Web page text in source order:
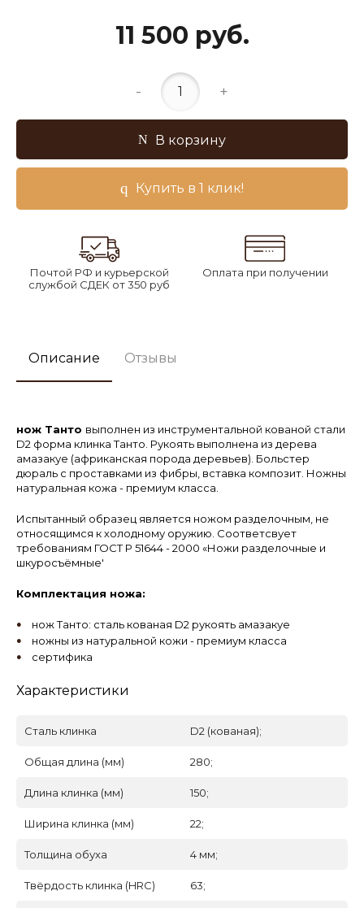
11 500 руб.
- +
В корзину
Купить в 1 клик!
Почтой РФ и курьерской
службой СДЕК от 350 руб
Оплата при получении
Описание Отзывы
нож Танто выполнен из инструментальной кованой стали
D2 форма клинка Танто. Рукоять выполнена из дерева
амазакуе (африканская порода деревьев). Больстер
дюраль с проставками из фибры, вставка композит. Ножны
натуральная кожа - премиум класса.
Испытанный образец является ножом разделочным, не
относящимся к холодному оружию. Соответсвует
требованиям ГОСТ Р 51644 - 2000 «Ножи разделочные и
шкуросъёмные'
Комплектация ножа:
нож Танто: сталь кованая D2 рукоять амазакуе
ножны из натуральной кожи - премиум класса
сертифика
Характеристики
Сталь клинка D2 (кованая);
Общая длина (мм) 280;
Длина клинка (мм) 150;
Ширина клинка (мм) 22;
Толщина обуха 4 мм;
Твёрдость клинка (HRC) 63;